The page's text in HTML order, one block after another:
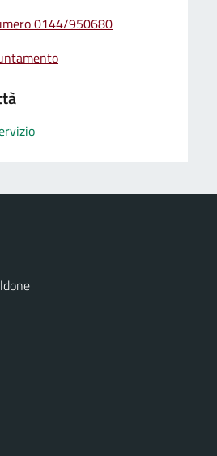
0144/950680